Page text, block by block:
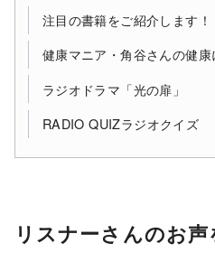
注目の書籍をご紹介します！
健康マニア・角谷さんの健
ラジオドラマ「光の扉」
RADIO QUIZラジオクイズ
リスナーさんのお声